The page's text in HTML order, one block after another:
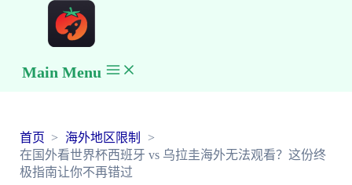
Main Menu
首页
海外地区限制
在国外看世界杯西班牙 vs 乌拉圭海外无法观看？这份终
极指南让你不再错过